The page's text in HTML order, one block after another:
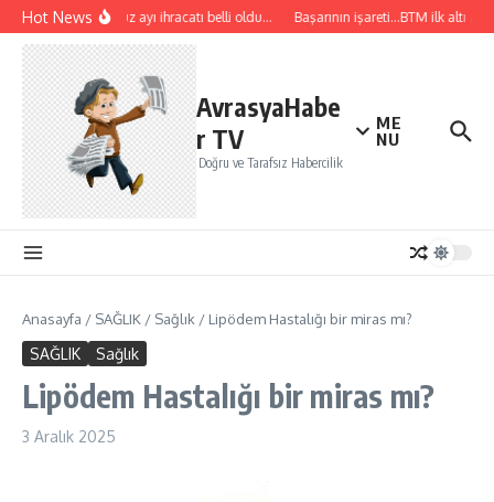
İçeriğe atla
Hot NewsTemmuz ayı ihracatı belli oldu… Başarının işareti…BTM ilk altı
AvrasyaHabe
r TV
Doğru ve Tarafsız Habercilik
ME
NU
Anasayfa / SAĞLIK / Sağlık / Lipödem Hastalığı bir miras mı?
SAĞLIK Sağlık
Lipödem Hastalığı bir miras mı?
3 Aralık 2025